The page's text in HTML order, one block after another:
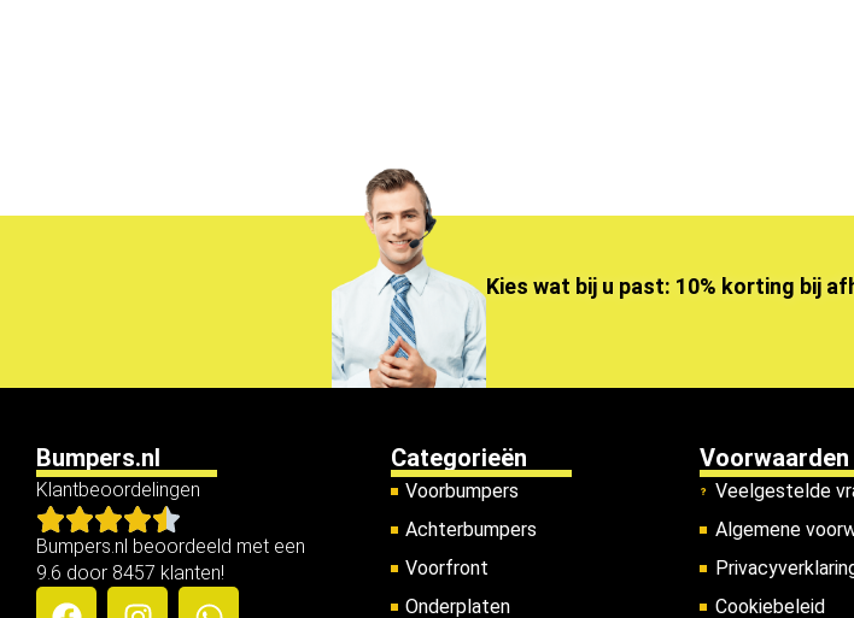
Kies wat bij u past: 10% korting bij
Bumpers.nl
Klantbeoordelingen
Bumpers.nl beoordeeld met een
9.6 door 8457 klanten!
Categorieën
Voorbumpers
Achterbumpers
Voorfront
Onderplaten
Voorwaarden
Veelgestelde
Algemene
Cookiebeleid